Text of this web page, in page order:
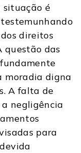
situação é
direitos
questão das
moradia digna
A falta de
negligência
para